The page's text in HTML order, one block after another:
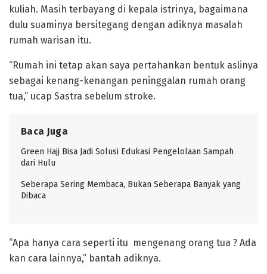
kuliah. Masih terbayang di kepala istrinya, bagaimana
dulu suaminya bersitegang dengan adiknya masalah
rumah warisan itu.
“Rumah ini tetap akan saya pertahankan bentuk aslinya
sebagai kenang-kenangan peninggalan rumah orang
tua,” ucap Sastra sebelum stroke.
Baca Juga
Green Hajj Bisa Jadi Solusi Edukasi Pengelolaan Sampah
dari Hulu
Seberapa Sering Membaca, Bukan Seberapa Banyak yang
Dibaca
“Apa hanya cara seperti itu mengenang orang tua ? Ada
kan cara lainnya,” bantah adiknya.